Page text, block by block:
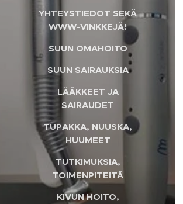
YHTEYSTIEDOT SEKÄ
WWW-VINKKEJÄ!
SUUN OMAHOITO
SUUN SAIRAUKSIA
LÄÄKKEET JA
SAIRAUDET
TUPAKKA, NUUSKA,
HUUMEET
TUTKIMUKSIA,
TOIMENPITEITÄ
KIVUN HOITO,